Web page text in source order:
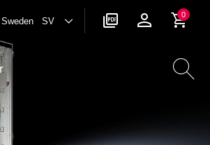
Sweden SV
0